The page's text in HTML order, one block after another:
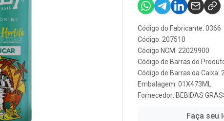
Código do Fabricante: 0366
Código: 207510
Código NCM: 22029900
Código de Barras do
Código de Barras da Caixa:
Embalagem: 01X473ML
Fornecedor: BEBIDAS
Faça seu